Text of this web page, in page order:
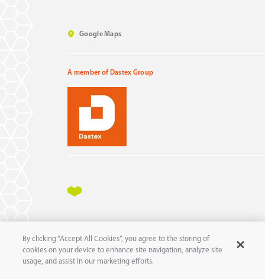
Google Maps
A member of Dastex Group
Impressum Datenschutz AEB
© 2025 pure 11GmbH
By clicking “Accept All Cookies”, you agree to the storing of
cookies on your device to enhance site navigation, analyze site
usage, and assist in our marketing efforts.